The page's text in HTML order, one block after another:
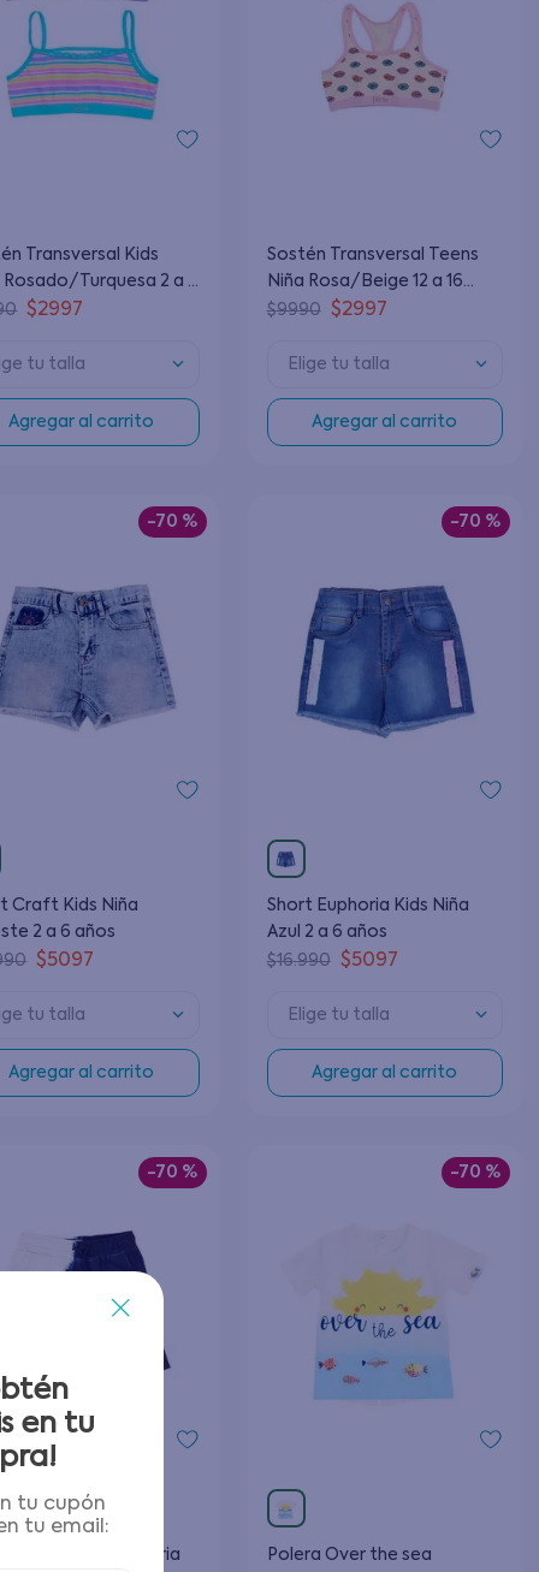
Transversal Kids
Rosado/Turquesa 2 a 6
$2997
tu talla
Agregar al carrito
Sostén Transversal Teens
Niña Rosa/Beige 12 a 16
Años
$9990 $2997
Elige tu talla
Agregar al carrito
-70 %
Craft Kids Niña
2 a 6 años
$5097
tu talla
Agregar al carrito
-70 %
Short Euphoria Kids Niña
Azul 2 a 6 años
$16.990 $5097
Elige tu talla
Agregar al carrito
-70 %
Tie dye Euphoria
-70 %
Polera Over the sea
en tu
tu cupón
tu email: